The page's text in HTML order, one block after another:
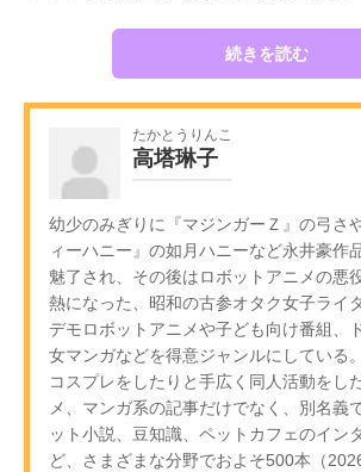
続きを読む
たかとうりんこ
高塔琳子
幼少のみぎりに『マジンガーＺ』の弓さ
ィーハニー』の如月ハニーなど永井豪作
魅了され、その後はロボットアニメの悪
熱になった、昭和の古参オタク女子ライ
デモロボットアニメや子ども向け番組、
女マンガなどを得意ジャンルにしている
コスプレをしたりと手広く同人活動をし
メ、マンガ系の記事だけでなく、別名義
ット小説、豆知識、ペットカフェのイン
ど、さまざまな分野でおよそ500本（